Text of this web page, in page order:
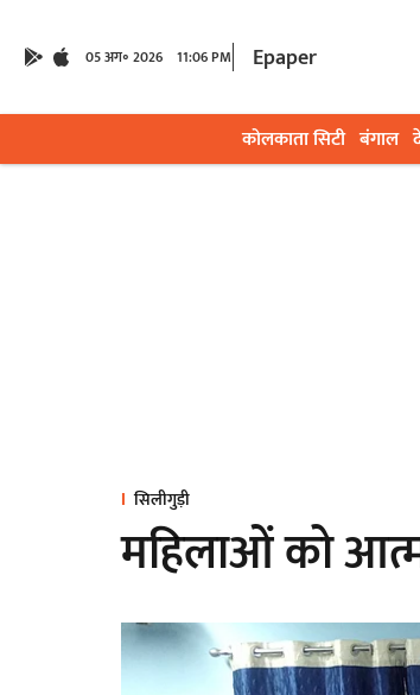
05 अग॰ 2026 11:06 PM Epaper
कोलकाता सिटी बंगाल
सिलीगुड़ी
महिलाओं को